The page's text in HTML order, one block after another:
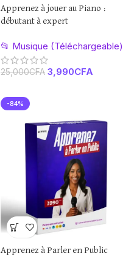
Apprenez à jouer au Piano :
débutant à expert
📂 Musique (Téléchargeable)
25,000CFA 3,990CFA
-84%
Apprenez à Parler en Public